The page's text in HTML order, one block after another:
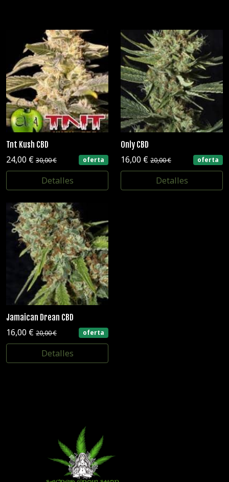
Tnt Kush CBD
24,00 € 30,00 € oferta
Detalles
Only CBD
16,00 € 20,00 € oferta
Detalles
Jamaican Drean CBD
16,00 € 20,00 € oferta
Detalles